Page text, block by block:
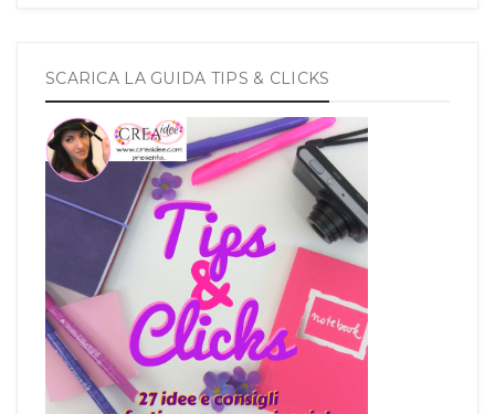
SCARICA LA GUIDA TIPS & CLICKS